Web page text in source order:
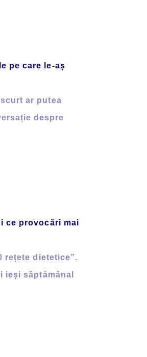
pe care le-aș
ar putea
despre
ce provocări mai
dietetice”.
săptămânal